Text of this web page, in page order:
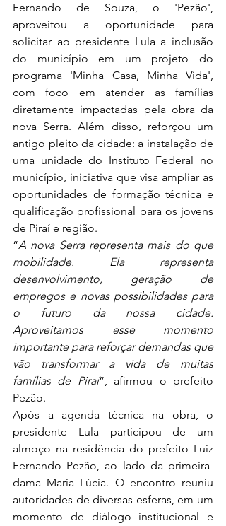
Fernando de Souza, o 'Pezão',
aproveitou a oportunidade para
solicitar ao presidente Lula a inclusão
do município em um projeto do
programa 'Minha Casa, Minha Vida',
com foco em atender as famílias
diretamente impactadas pela obra da
nova Serra. Além disso, reforçou um
antigo pleito da cidade: a instalação de
uma unidade do Instituto Federal no
município, iniciativa que visa ampliar as
oportunidades de formação técnica e
qualificação profissional para os jovens
de Piraí e região.
“A nova Serra representa mais do que
mobilidade. Ela representa
desenvolvimento, geração de
empregos e novas possibilidades para
o futuro da nossa cidade.
Aproveitamos esse momento
importante para reforçar demandas que
vão transformar a vida de muitas
famílias de Piraí”, afirmou o prefeito
Pezão.
Após a agenda técnica na obra, o
presidente Lula participou de um
almoço na residência do prefeito Luiz
Fernando Pezão, ao lado da primeira-
dama Maria Lúcia. O encontro reuniu
autoridades de diversas esferas, em um
momento de diálogo institucional e